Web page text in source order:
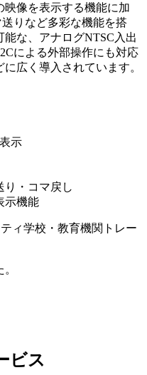
映像を表示する機能に加
りなど多彩な機能を搭
な、アナログNTSC入出
による外部操作にも対応
広く導入されています。
示
り・コマ戻し
示機能
ィ学校・教育機関 トレー
ビス